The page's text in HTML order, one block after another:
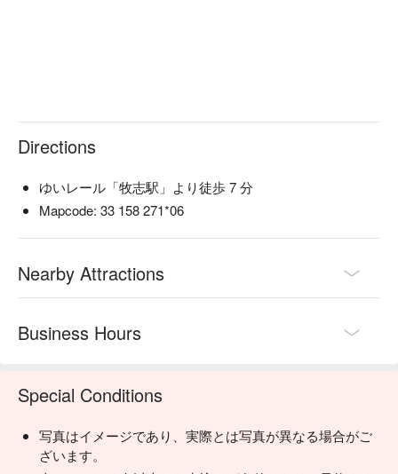
Directions
ゆいレール「牧志駅」より徒歩 7 分
Mapcode: 33 158 271*06
Nearby Attractions
Business Hours
Special Conditions
写真はイメージであり、実際とは写真が異なる場合がご
ざいます。